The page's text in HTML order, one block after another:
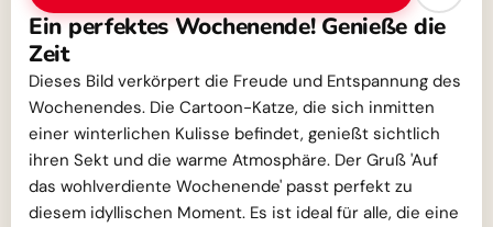
Ein perfektes Wochenende! Genieße die
Zeit
Dieses Bild verkörpert die Freude und Entspannung des
Wochenendes. Die Cartoon-Katze, die sich inmitten
einer winterlichen Kulisse befindet, genießt sichtlich
ihren Sekt und die warme Atmosphäre. Der Gruß 'Auf
das wohlverdiente Wochenende' passt perfekt zu
diesem idyllischen Moment. Es ist ideal für alle, die eine